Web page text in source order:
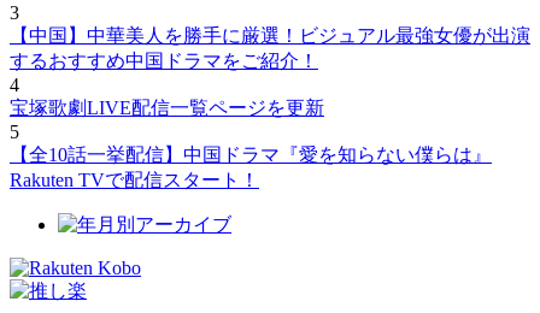
3
【中国】中華美人を勝手に厳選！ビジュアル最強女優が出演
するおすすめ中国ドラマをご紹介！
4
宝塚歌劇LIVE配信一覧ページを更新
5
【全10話一挙配信】中国ドラマ『愛を知らない僕らは』
Rakuten TVで配信スタート！